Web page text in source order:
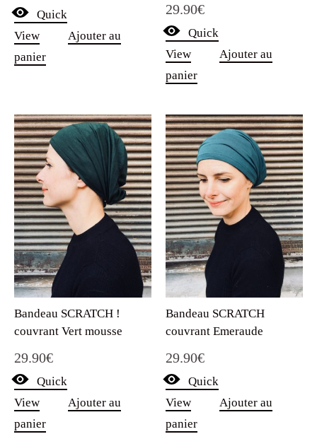
Quick
View
Ajouter au
panier
29.90€
Quick
View
Ajouter au
panier
Bandeau SCRATCH !
couvrant Vert mousse
29.90€
Quick
View
Ajouter au
panier
Bandeau SCRATCH
couvrant Emeraude
29.90€
Quick
View
Ajouter au
panier